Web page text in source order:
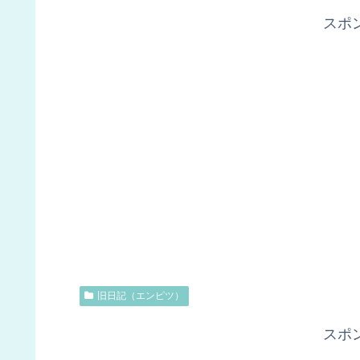
スポ
旧日記（エンピツ）
スポ